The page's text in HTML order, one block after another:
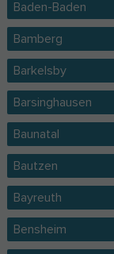
Baden-Baden
Bamberg
Barkelsby
Barsinghausen
Baunatal
Bautzen
Bayreuth
Bensheim